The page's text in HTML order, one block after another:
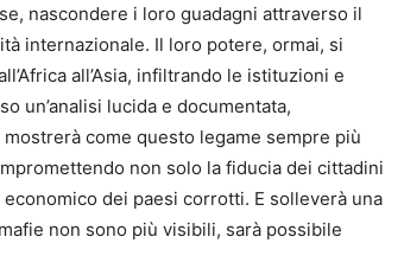
nascondere i loro guadagni attraverso il
internazionale. Il loro potere, ormai, si
all’Asia, infiltrando le istituzioni e
un’analisi lucida e documentata,
come questo legame sempre più
non solo la fiducia dei cittadini
dei paesi corrotti. E solleverà una
non sono più visibili, sarà possibile